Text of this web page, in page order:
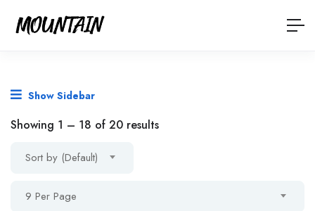
Show Sidebar
Showing 1 – 18 of 20 results
Sort by (Default)
9 Per Page